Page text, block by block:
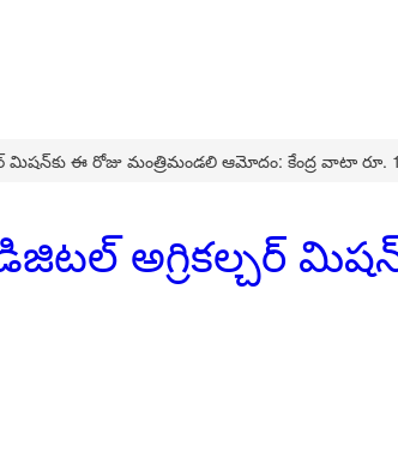
మిషన్‌కు ఈ రోజు మంత్రిమండలి ఆమోదం: కేంద్ర వాటా రూ.
అగ్రికల్చర్